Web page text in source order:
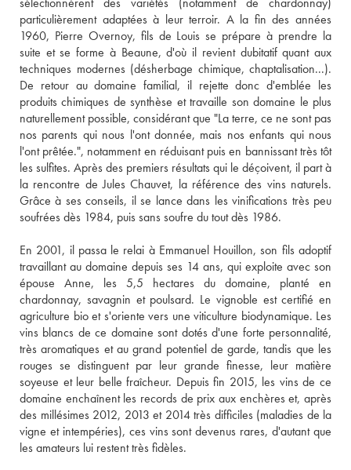
particulièrement adaptées à leur terroir. A la fin des années
1960, Pierre Overnoy, fils de Louis se prépare à prendre la
suite et se forme à Beaune, d'où il revient dubitatif quant aux
techniques modernes (désherbage chimique, chaptalisation...).
De retour au domaine familial, il rejette donc d'emblée les
produits chimiques de synthèse et travaille son domaine le plus
naturellement possible, considérant que "La terre, ce ne sont pas
nos parents qui nous l'ont donnée, mais nos enfants qui nous
l'ont prêtée.", notamment en réduisant puis en bannissant très tôt
les sulfites. Après des premiers résultats qui le déçoivent, il part à
la rencontre de Jules Chauvet, la référence des vins naturels.
Grâce à ses conseils, il se lance dans les vinifications très peu
soufrées dès 1984, puis sans soufre du tout dès 1986.
En 2001, il passa le relai à Emmanuel Houillon, son fils adoptif
travaillant au domaine depuis ses 14 ans, qui exploite avec son
épouse Anne, les 5,5 hectares du domaine, planté en
chardonnay, savagnin et poulsard. Le vignoble est certifié en
agriculture bio et s'oriente vers une viticulture biodynamique. Les
vins blancs de ce domaine sont dotés d'une forte personnalité,
très aromatiques et au grand potentiel de garde, tandis que les
rouges se distinguent par leur grande finesse, leur matière
soyeuse et leur belle fraîcheur. Depuis fin 2015, les vins de ce
domaine enchaînent les records de prix aux enchères et, après
des millésimes 2012, 2013 et 2014 très difficiles (maladies de la
vigne et intempéries), ces vins sont devenus rares, d'autant que
les amateurs lui restent très fidèles.